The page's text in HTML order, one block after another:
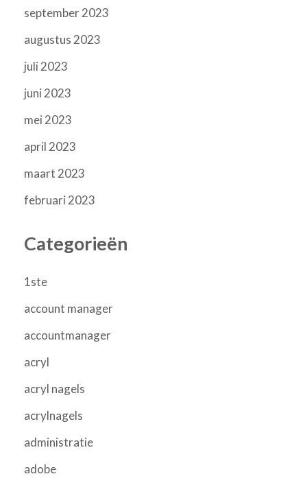
september 2023
augustus 2023
juli 2023
juni 2023
mei 2023
april 2023
maart 2023
februari 2023
Categorieën
1ste
account manager
accountmanager
acryl
acryl nagels
acrylnagels
administratie
adobe